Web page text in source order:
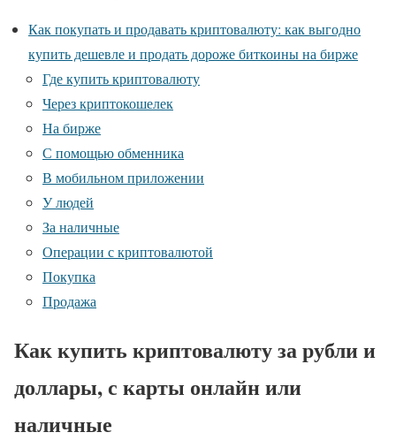
Как покупать и продавать криптовалюту: как выгодно
купить дешевле и продать дороже биткоины на бирже
Где купить криптовалюту
Через криптокошелек
На бирже
С помощью обменника
В мобильном приложении
У людей
За наличные
Операции с криптовалютой
Покупка
Продажа
Как купить криптовалюту за рубли и
доллары, с карты онлайн или
наличные